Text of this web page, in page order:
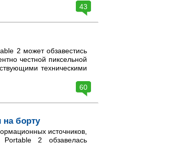
43
2 может обзавестись
честной пиксельной
техническими
60
на борту
источников,
Portable 2 обзавелась